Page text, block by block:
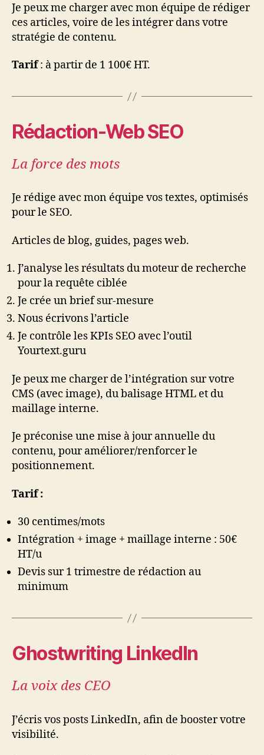
Je peux me charger avec mon équipe de rédiger
ces articles, voire de les intégrer dans votre
stratégie de contenu.
Tarif: à partir de 1 100€ HT.
Rédaction-Web SEO
La force des mots
Je rédige avec mon équipe vos textes, optimisés
pour le SEO.
Articles de blog, guides, pages web.
J’analyse les résultats du moteur de recherche
pour la requête ciblée
Je crée un brief sur-mesure
Nous écrivons l’article
Je contrôle les KPIs SEO avec l’outil
Yourtext.guru
Je peux me charger de l’intégration sur votre
CMS (avec image), du balisage HTML et du
maillage interne.
Je préconise une mise à jour annuelle du
contenu, pour améliorer/renforcer le
positionnement.
Tarif :
30 centimes/mots
Intégration + image + maillage interne : 50€
HT/u
Devis sur 1 trimestre de rédaction au
minimum
Ghostwriting LinkedIn
La voix des CEO
J’écris vos posts LinkedIn, afin de booster votre
visibilité.